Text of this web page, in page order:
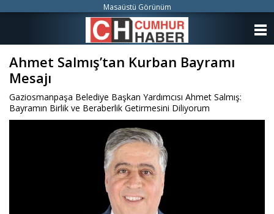
Ahmet Salmış’tan Kurban Bayramı
Mesajı
Gaziosmanpaşa Belediye Başkan Yardımcısı Ahmet Salmış:
Bayramın Birlik ve Beraberlik Getirmesini Diliyorum
Masaüstü Görünüm
KATEGORİLER
ANKETLER